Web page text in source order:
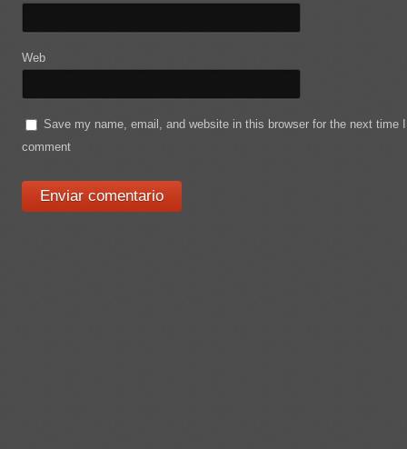
Web
Save my name, email, and website in this browser for the next time I
comment